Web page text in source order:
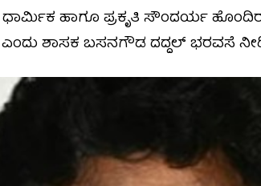
ಹಾಗೂ ಪ್ರಕೃತಿ ಸೌಂದರ್ಯ
ಎಂದು ಶಾಸಕ ಬಸನಗೌಡ ದದ್ದಲ್ ಭರವಸೆ